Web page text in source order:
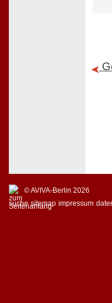
© AVIVA-Berlin 2026
suche sitemap impressum